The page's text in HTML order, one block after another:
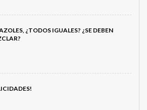
¿TODOS IGUALES? ¿SE DEBEN